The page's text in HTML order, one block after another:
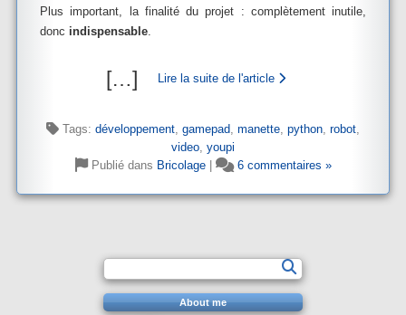
Plus important, la finalité du projet : complètement inutile,
donc indispensable.
[…] Lire la suite de l'article
Tags: développement, gamepad, manette, python, robot,
video, youpi
Publié dans Bricolage| 6 commentaires »
About me